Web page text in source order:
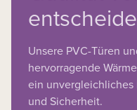
Unsere PVC-Türen
hervorragende
ein unvergleichliches
und Sicherheit.